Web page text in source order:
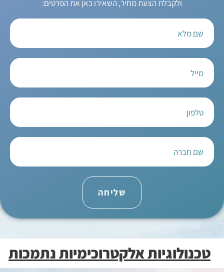
ולקבלת הצעת מחיר, השאירו כאן את הפרטים:
שליחה
טכנולוגיות אלקטרוכימיות נתמכות